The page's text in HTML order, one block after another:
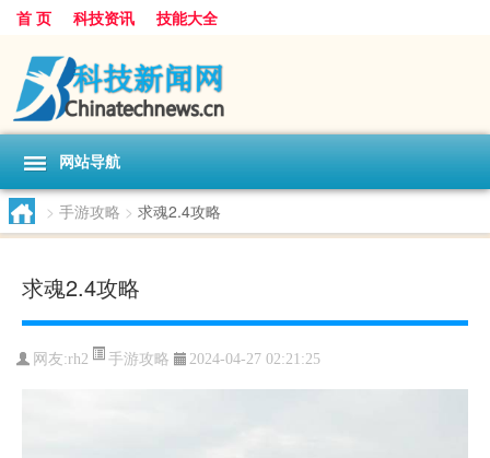
首 页 科技资讯 技能大全
网站导航
> 手游攻略 > 求魂2.4攻略
求魂2.4攻略
网友:rh2 手游攻略 2024-04-27 02:21:25